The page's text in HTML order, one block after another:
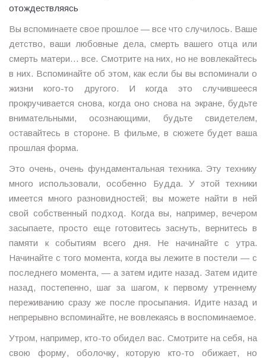
Вы вспоминаете свое прошлое — все что случилось. Ваше
детство, ваши любовные дела, смерть вашего отца или
смерть матери… все. Смотрите на них, но не вовлекайтесь
в них. Вспоминайте об этом, как если бы вы вспоминали о
жизни кого-то другого. И когда это случившееся
прокручивается снова, когда оно снова на экране, будьте
внимательными, осознающими, будьте свидетелем,
оставайтесь в стороне. В фильме, в сюжете будет ваша
прошлая форма.
Это очень, очень фундаментальная техника. Эту технику
много использовали, особенно Будда. У этой техники
имеется много разновидностей; вы можете найти в ней
свой собственный подход. Когда вы, например, вечером
засыпаете, просто еще готовитесь заснуть, вернитесь в
памяти к событиям всего дня. Не начинайте с утра.
Начинайте с того момента, когда вы лежите в постели — с
последнего момента, — а затем идите назад. Затем идите
назад, постепенно, шаг за шагом, к первому утреннему
переживанию сразу же после просыпания. Идите назад и
непрерывно вспоминайте, не вовлекаясь в воспоминаемое.
Утром, например, кто-то обидел вас. Смотрите на себя, на
свою форму, оболочку, которую кто-то обижает, но